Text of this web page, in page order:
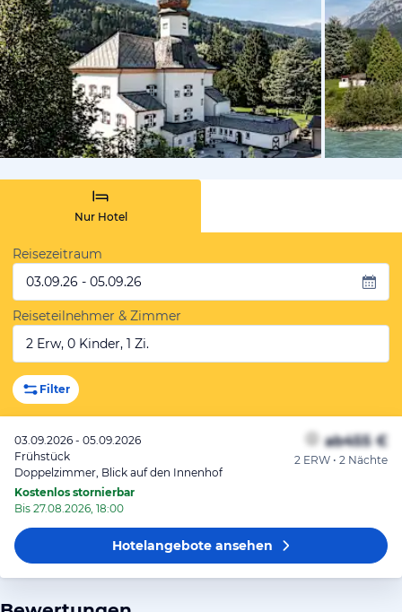
vom
Nur Hotel
Reisezeitraum
03.09.26 - 05.09.26
Reiseteilnehmer & Zimmer
2 Erw, 0 Kinder, 1 Zi.
Filter
03.09.2026 - 05.09.2026
Frühstück
Doppelzimmer, Blick auf den Innenhof
Kostenlos stornierbar
Bis 27.08.2026, 18:00
ab455 €
2 ERW • 2 Nächte
Hotelangeboteansehen